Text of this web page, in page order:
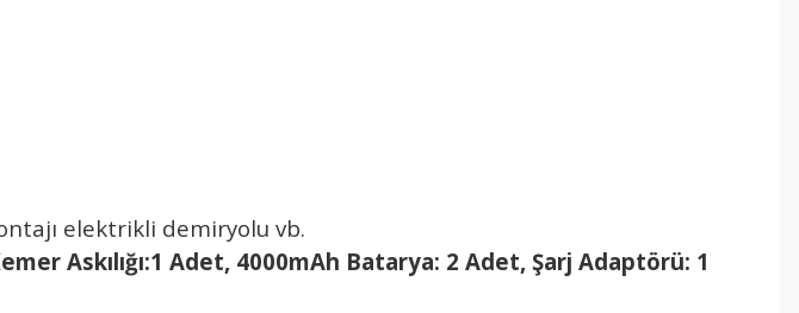
elektrikli demiryolu vb.
Askılığı:1 Adet, 4000mAh Batarya: 2 Adet, Şarj Adaptörü: 1